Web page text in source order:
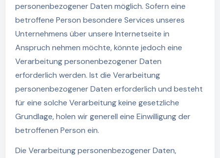
personenbezogener Daten möglich. Sofern eine
betroffene Person besondere Services unseres
Unternehmens über unsere Internetseite in
Anspruch nehmen möchte, könnte jedoch eine
Verarbeitung personenbezogener Daten
erforderlich werden. Ist die Verarbeitung
personenbezogener Daten erforderlich und besteht
für eine solche Verarbeitung keine gesetzliche
Grundlage, holen wir generell eine Einwilligung der
betroffenen Person ein.
Die Verarbeitung personenbezogener Daten,